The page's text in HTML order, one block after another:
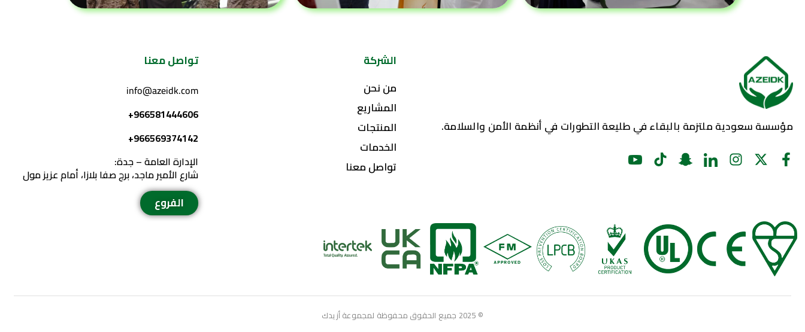
مؤسسة سعودية ملتزمة بالبقاء في طليعة التطورات في أنظمة الأمن والسلامة.
الشركة
من نحن
المشاريع
المنتجات
الخدمات
تواصل معنا
تواصل معنا
info@azeidk.com
966581444606+
966569374142+
الإدارة العامة – جدة:
شارع الأمير ماجد، برج صفا بلازا، أمام عزيز مول
الفروع
© 2025 جميع الحقوق محفوظة لمجموعة أزيدك